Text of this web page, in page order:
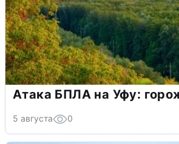
Атака БПЛА на Уфу:
5 августа 0